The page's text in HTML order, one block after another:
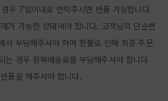
우 7일이내로 연락주시면 반품 가능합니다.
가 가능한 상태여야 합니다. 고객님의 단순변
서 부담해주셔야 하며 환불로 인해 최종 주문
는 경우 왕복배송료를 부담해주셔야 합니다.
품을 해주셔야 합니다.